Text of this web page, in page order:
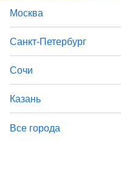
Москва
Санкт-Петербург
Сочи
Казань
Все города